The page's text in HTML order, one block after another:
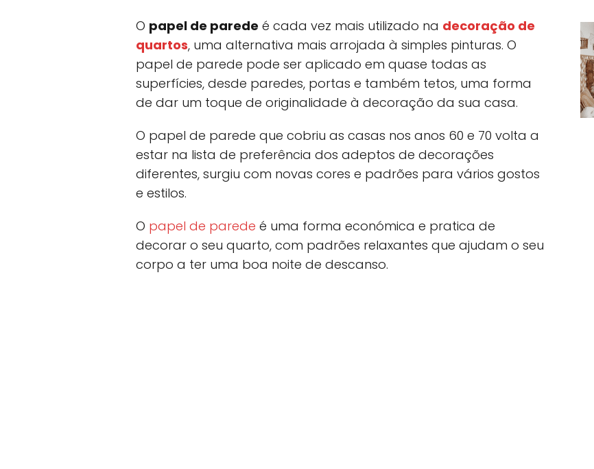
O papel de parede é cada vez mais utilizado na decoração de
quartos, uma alternativa mais arrojada à simples pinturas. O
papel de parede pode ser aplicado em quase todas as
superfícies, desde paredes, portas e também tetos, uma forma
de dar um toque de originalidade à decoração da sua casa.
O papel de parede que cobriu as casas nos anos 60 e 70 volta a
estar na lista de preferência dos adeptos de decorações
diferentes, surgiu com novas cores e padrões para vários gostos
e estilos.
O papel de parede é uma forma económica e pratica de
decorar o seu quarto, com padrões relaxantes que ajudam o seu
corpo a ter uma boa noite de descanso.